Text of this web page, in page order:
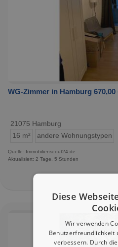
WG-Zimmer in Hamburg 670,00
21075 Hamburg
16 m²
andere Wohnungstypen
Quelle: Immobilienscout24.de
Aktualisiert: 2 Tage, 5 Stunden
Diese
Wir verwenden
Benutzerfreundlichkeit
verbessern. Durch